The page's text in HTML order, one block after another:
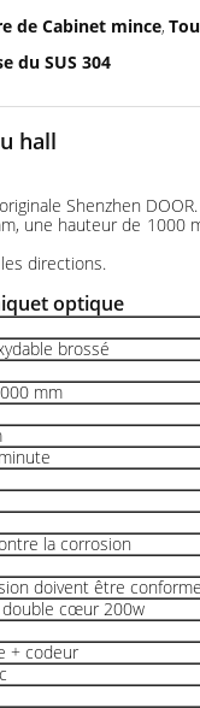
de Cabinet mince,
du SUS 304
hall
Shenzhen DOOR.
une hauteur de
directions.
optique
brossé
mm
la corrosion
doivent être
cœur 200w
+ codeur